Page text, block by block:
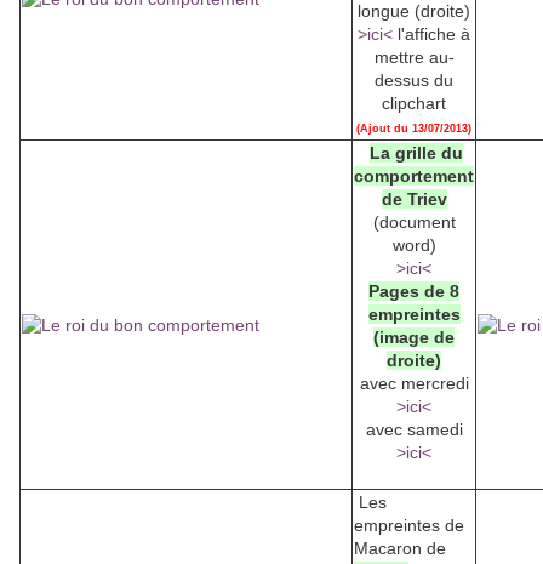
longue (droite)
>ici< l'affiche à
mettre au-
dessus du
clipchart
(Ajout du 13/07/2013)
La grille du
comportement
de Triev
(document
word)
>ici<
Pages de 8
empreintes
(image de
droite)
avec mercredi
>ici<
avec samedi
>ici<
Les
empreintes de
Macaron de